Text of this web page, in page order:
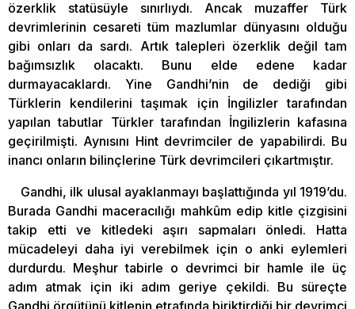
özerklik statüsüyle sınırlıydı. Ancak muzaffer Türk
devrimlerinin cesareti tüm mazlumlar dünyasını olduğu
gibi onları da sardı. Artık talepleri özerklik değil tam
bağımsızlık olacaktı. Bunu elde edene kadar
durmayacaklardı. Yine Gandhi’nin de dediği gibi
Türklerin kendilerini taşımak için İngilizler tarafından
yapılan tabutlar Türkler tarafından İngilizlerin kafasına
geçirilmişti. Aynısını Hint devrimciler de yapabilirdi. Bu
inancı onların bilinçlerine Türk devrimcileri çıkartmıştır.
Gandhi, ilk ulusal ayaklanmayı başlattığında yıl 1919’du.
Burada Gandhi maceracılığı mahkûm edip kitle çizgisini
takip etti ve kitledeki aşırı sapmaları önledi. Hatta
mücadeleyi daha iyi verebilmek için o anki eylemleri
durdurdu. Meşhur tabirle o devrimci bir hamle ile üç
adım atmak için iki adım geriye çekildi. Bu süreçte
Gandhi örgütünü kitlenin etrafında biriktirdiği bir devrimci